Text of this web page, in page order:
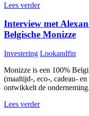
Lees verder
Interview met
Belgische Monizze
Investering Lookandfin
Monizze is een 100%
(maaltijd-, eco-, cadeau-
ontwikkelt de
Lees verder